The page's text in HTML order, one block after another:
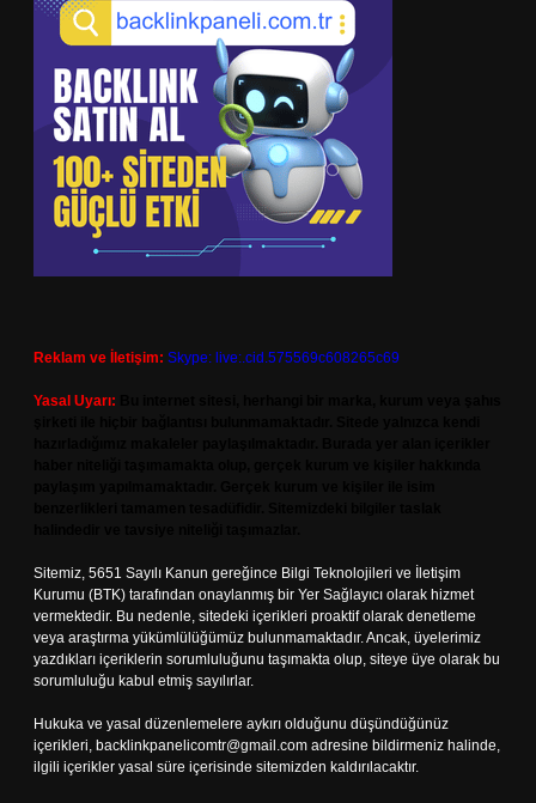
Reklam ve İletişim: Skype: live:.cid.575569c608265c69
Yasal Uyarı:
Sitemiz, 5651 Sayılı Kanun gereğince Bilgi Teknolojileri ve İletişim
Kurumu (BTK) tarafından onaylanmış bir Yer Sağlayıcı olarak hizmet
vermektedir. Bu nedenle, sitedeki içerikleri proaktif olarak denetleme
veya araştırma yükümlülüğümüz bulunmamaktadır. Ancak, üyelerimiz
yazdıkları içeriklerin sorumluluğunu taşımakta olup, siteye üye olarak bu
sorumluluğu kabul etmiş sayılırlar.
Hukuka ve yasal düzenlemelere aykırı olduğunu düşündüğünüz
içerikleri, backlinkpanelicomtr@gmail.com adresine bildirmeniz halinde,
ilgili içerikler yasal süre içerisinde sitemizden kaldırılacaktır.